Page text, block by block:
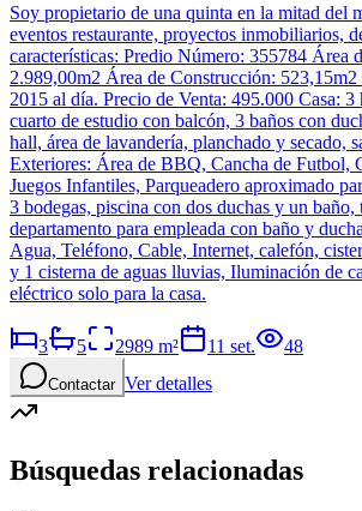
Soy propietario de una quinta en la mitad del
eventos restaurante, proyectos inmobiliarios,
características: Predio Número: 355784 Área
2.989,00m2 Área de Construcción: 523,15m2
2015 al día. Precio de Venta: 495.000 Casa: 3
cuarto de estudio con balcón, 3 baños con
hall, área de lavandería, planchado y secado,
Exteriores: Área de BBQ, Cancha de Futbol,
Juegos Infantiles, Parqueadero aproximado
3 bodegas, piscina con dos duchas y un
departamento para empleada con baño y
Agua, Teléfono, Cable, Internet, calefón,
y 1 cisterna de aguas lluvias, Iluminación de
eléctrico solo para la casa.
3 5 2989 m² 11 set. 48
Contactar Ver detalles
Búsquedas relacionadas